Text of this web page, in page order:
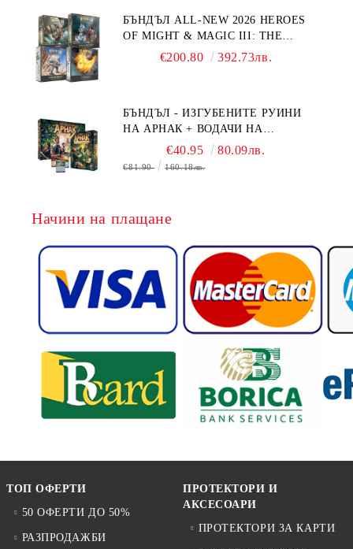
БЪНДЪЛ ALL-NEW 2026 HEROES
OF MIGHT & MAGIC III: THE
BOARD GAME EXPANSIONS -
€200.80 392.73лв.
БЪНДЪЛ - ИЗГУБЕНИТЕ РУИНИ
НА АРНАК + ВОДАЧИ НА
ЕКСПЕДИЦИИ + ПРОМО КАРТИ
БЕЗПЛАТНО
€40.95 80.09лв.
€81.90 160.18лв.
Начини на плащане
ТОП ОФЕРТИ
50 ОФЕРТИ ДО 50%
РАЗПРОДАЖБИ
ПРОТЕКТОРИ И
АКСЕСОАРИ
ПРОТЕКТОРИ ЗА КАРТИ